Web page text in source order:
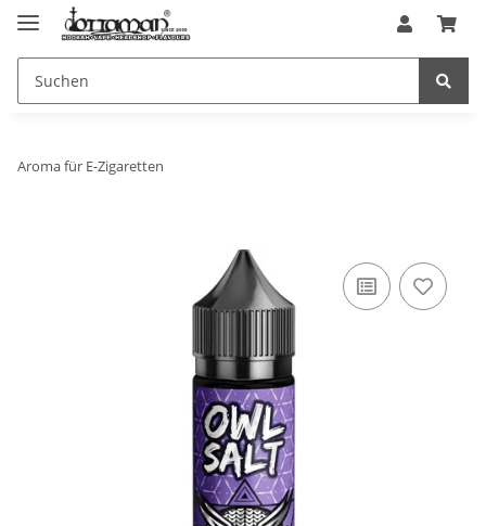
Aroma für E-Zigaretten